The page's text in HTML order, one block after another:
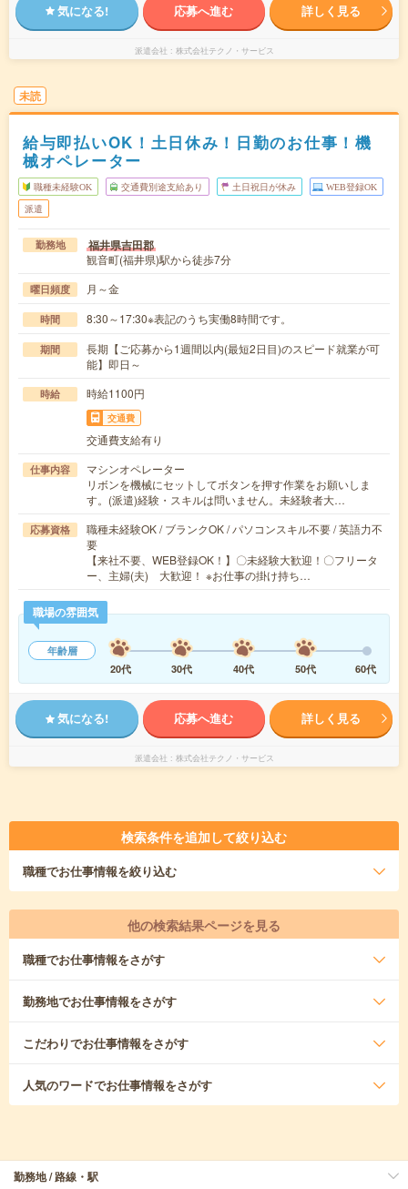
気になる! 応募へ進む 詳しく見る
派遣会社 株式会社テクノ・サービス
未読
給与即払いOK！土日休み！日勤のお仕事！機
械オペレーター
職種未経験OK 交通費別途支給あり 土日祝日が休み WEB登録OK
派遣
勤務地 福井県吉田郡
観音町(福井県)駅から徒歩7分
曜日頻度 月～金
時間 8:30～17:30※表記のうち実働8時間です。
期間
長期【ご応募から1週間以内(最短2日目)のスピード就業が可
能】即日～
時給 時給1100円
交通費
交通費支給有り
仕事内容
マシンオペレーター
リボンを機械にセットしてボタンを押す作業をお願いしま
す。(派遣)経験・スキルは問いません。未経験者大…
応募資格
職種未経験OK / ブランクOK / パソコンスキル不要 / 英語力不
要
【来社不要、WEB登録OK！】〇未経験大歓迎！〇フリータ
ー、主婦(夫) 大歓迎！ ※お仕事の掛け持ち…
職場の雰囲気
年齢層
20代
30代 40代 50代 60代
気になる! 応募へ進む 詳しく見る
派遣会社 株式会社テクノ・サービス
検索条件を追加して絞り込む
職種でお仕事情報を絞り込む
他の検索結果ページを見る
職種でお仕事情報をさがす
勤務地でお仕事情報をさがす
こだわりでお仕事情報をさがす
人気のワードでお仕事情報をさがす
勤務地 / 路線・駅